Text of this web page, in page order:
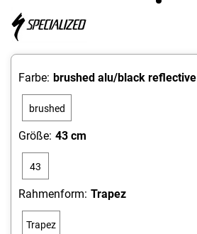
Farbe: brushed alu/black reflective
brushed
Größe: 43 cm
43
Rahmenform: Trapez
Trapez